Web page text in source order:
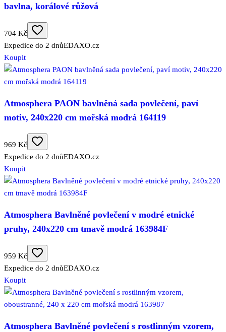
bavlna, korálové růžová
704 Kč
Expedice do 2 dnůEDAXO.cz
Koupit
Atmosphera PAON bavlněná sada povlečení, paví
motiv, 240x220 cm mořská modrá 164119
969 Kč
Expedice do 2 dnůEDAXO.cz
Koupit
Atmosphera Bavlněné povlečení v modré etnické
pruhy, 240x220 cm tmavě modrá 163984F
959 Kč
Expedice do 2 dnůEDAXO.cz
Koupit
Atmosphera Bavlněné povlečení s rostlinným vzorem,